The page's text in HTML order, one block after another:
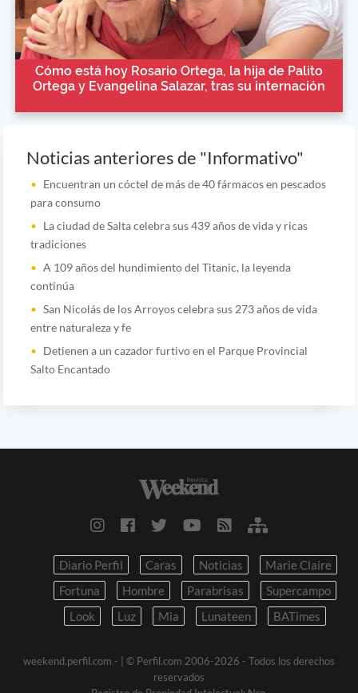
Cómo está hoy Rosario Ortega, la hija de Palito
Ortega y Evangelina Salazar, tras su internación
Noticias anteriores de "Informativo"
Encuentran un cóctel de más de 40 fármacos en pescados
para consumo
La ciudad de Salta celebra sus 439 años de vida y ricas
tradiciones
A 109 años del hundimiento del Titanic, la leyenda
continúa
San Nicolás de los Arroyos celebra sus 273 años de vida
entre naturaleza y fe
Detienen a un cazador furtivo en el Parque Provincial
Salto Encantado
Diario Perfil Caras Noticias
Marie Claire
Fortuna
Hombre Parabrisas
Supercampo
Look
Luz Mia Lunateen BATimes
weekend.perfil.com -
| © Perfil.com 2006-2026 - Todos los derechos
reservados